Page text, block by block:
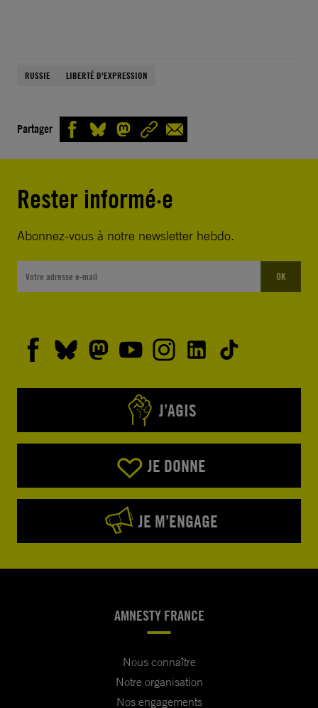
RUSSIE LIBERTÉ D'EXPRESSION
Partager
Rester informé·e
Abonnez-vous à notre newsletter hebdo.
OK
J’AGIS
JE DONNE
JE M’ENGAGE
AMNESTY FRANCE
Nous connaître
Notre organisation
Nos engagements